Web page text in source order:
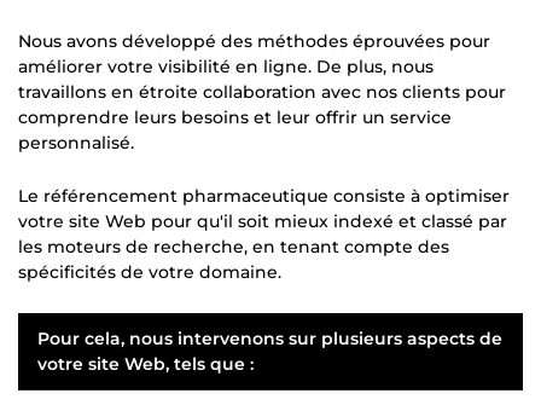
Nous avons développé des méthodes éprouvées pour
améliorer votre visibilité en ligne. De plus, nous
travaillons en étroite collaboration avec nos clients pour
comprendre leurs besoins et leur offrir un service
personnalisé.
Le référencement pharmaceutique consiste à optimiser
votre site Web pour qu'il soit mieux indexé et classé par
les moteurs de recherche, en tenant compte des
spécificités de votre domaine.
Pour cela, nous intervenons sur plusieurs aspects de
votre site Web, tels que :